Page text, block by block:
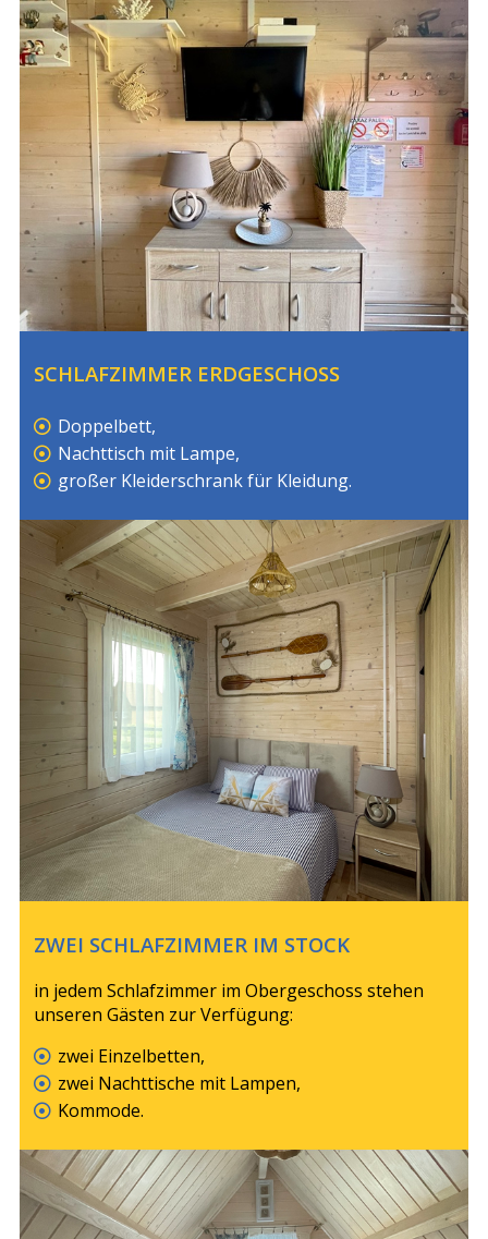
SCHLAFZIMMER ERDGESCHOSS
Doppelbett,
Nachttisch mit Lampe,
großer Kleiderschrank für Kleidung.
ZWEI SCHLAFZIMMER IM STOCK
in jedem Schlafzimmer im Obergeschoss stehen
unseren Gästen zur Verfügung:
zwei Einzelbetten,
zwei Nachttische mit Lampen,
Kommode.